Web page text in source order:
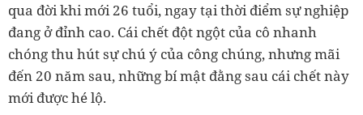
qua đời khi mới 26 tuổi, ngay tại thời điểm sự nghiệp
đang ở đỉnh cao. Cái chết đột ngột của cô nhanh
chóng thu hút sự chú ý của công chúng, nhưng mãi
đến 20 năm sau, những bí mật đằng sau cái chết này
mới được hé lộ.